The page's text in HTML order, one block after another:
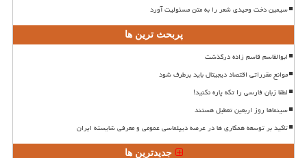
سیمین دخت وحیدی شعر را به متن مسئولیت آورد
پربحث ترین ها
ابوالقاسم قاسم زاده درگذشت
موانع مقرراتی اقتصاد دیجیتال باید برطرف شود
لطفا زبان فارسی را تکه پاره نکنید!
سینماها روز اربعین تعطیل هستند
تاکید بر توسعه همکاری ها در عرصه دیپلماسی عمومی و معرفی شایسته ایران
جدیدترین ها